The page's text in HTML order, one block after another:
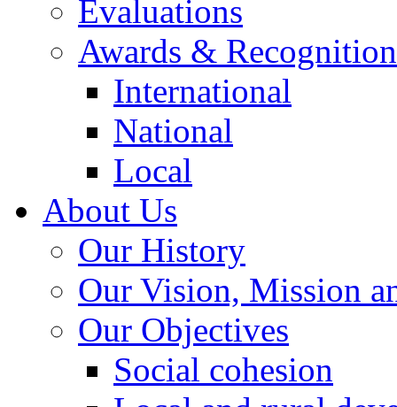
Evaluations
Awards &
International
National
Local
About Us
Our History
Our Vision, Mission
Our Objectives
Social cohesion